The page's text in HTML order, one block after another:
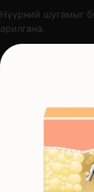
Нүүрний шугамыг
арилгана.